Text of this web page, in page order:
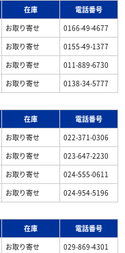
在庫
電話番号
お取り寄せ
0166-49-4677
お取り寄せ
0155-49-1377
お取り寄せ
011-889-6730
お取り寄せ 0138-34-5777
在庫
電話番号
お取り寄せ
022-371-0306
お取り寄せ
023-647-2230
お取り寄せ
024-555-0611
お取り寄せ 024-954-5196
在庫
電話番号
お取り寄せ
029-869-4301